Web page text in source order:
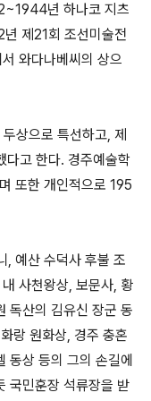
년 하나코 지츠
제21회 조선미술전
와다나베씨의 상으
상으로 특선하고, 제
다고 한다. 경주예술학
또한 개인적으로 195
, 예산 수덕사 후불 조
사천왕상, 보문사, 황
독산의 김유신 장군 동
랑 원화상, 경주 충혼
동상 등의 그의 손길에
국민훈장 석류장을 받